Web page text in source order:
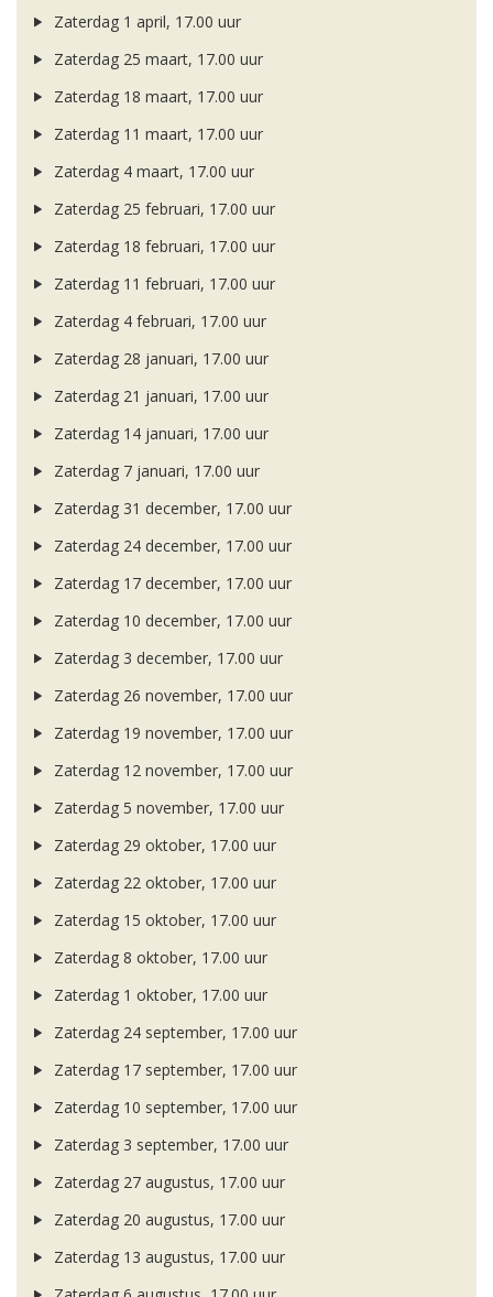
Zaterdag 1 april, 17.00 uur
Zaterdag 25 maart, 17.00 uur
Zaterdag 18 maart, 17.00 uur
Zaterdag 11 maart, 17.00 uur
Zaterdag 4 maart, 17.00 uur
Zaterdag 25 februari, 17.00 uur
Zaterdag 18 februari, 17.00 uur
Zaterdag 11 februari, 17.00 uur
Zaterdag 4 februari, 17.00 uur
Zaterdag 28 januari, 17.00 uur
Zaterdag 21 januari, 17.00 uur
Zaterdag 14 januari, 17.00 uur
Zaterdag 7 januari, 17.00 uur
Zaterdag 31 december, 17.00 uur
Zaterdag 24 december, 17.00 uur
Zaterdag 17 december, 17.00 uur
Zaterdag 10 december, 17.00 uur
Zaterdag 3 december, 17.00 uur
Zaterdag 26 november, 17.00 uur
Zaterdag 19 november, 17.00 uur
Zaterdag 12 november, 17.00 uur
Zaterdag 5 november, 17.00 uur
Zaterdag 29 oktober, 17.00 uur
Zaterdag 22 oktober, 17.00 uur
Zaterdag 15 oktober, 17.00 uur
Zaterdag 8 oktober, 17.00 uur
Zaterdag 1 oktober, 17.00 uur
Zaterdag 24 september, 17.00 uur
Zaterdag 17 september, 17.00 uur
Zaterdag 10 september, 17.00 uur
Zaterdag 3 september, 17.00 uur
Zaterdag 27 augustus, 17.00 uur
Zaterdag 20 augustus, 17.00 uur
Zaterdag 13 augustus, 17.00 uur